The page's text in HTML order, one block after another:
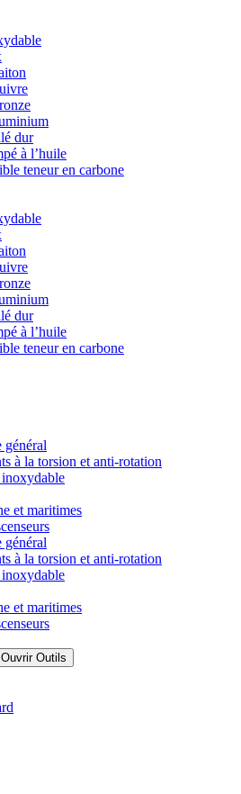
dur
à l’huile
teneur en carbone
dur
à l’huile
teneur en carbone
général
à la torsion et anti-rotation
inoxydable
et maritimes
général
à la torsion et anti-rotation
inoxydable
et maritimes
Ouvrir Outils